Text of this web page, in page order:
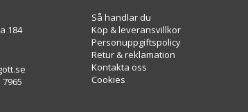
184
7965
Så handlar du
Köp & leveransvillkor
Personuppgiftspolicy
Retur & reklamation
Kontakta oss
Cookies